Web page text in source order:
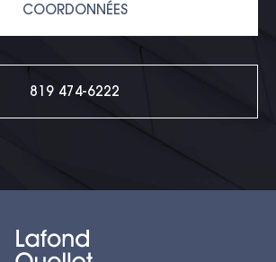
COORDONNÉES
819 474-6222